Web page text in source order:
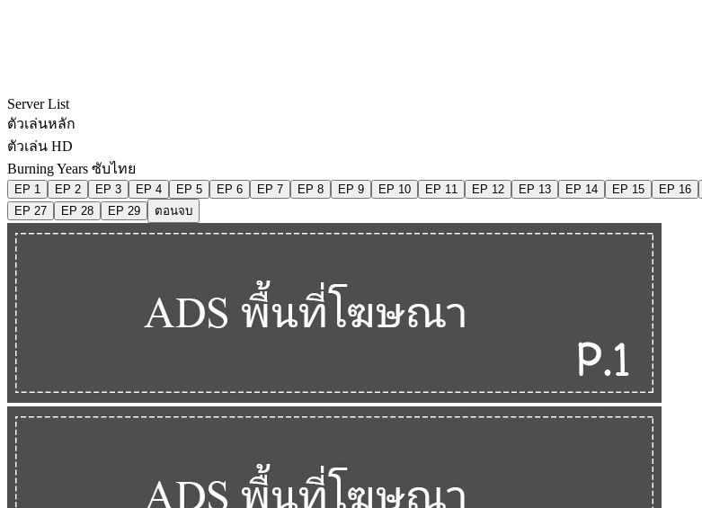
Server List
ตัวเล่นหลัก
ตัวเล่น HD
Burning Years ซับไทย
EP 1 EP 2 EP 3 EP 4 EP 5 EP 6 EP 7 EP 8 EP 9 EP 10 EP 11 EP 12 EP 13 EP 14 EP 15 EP 16
EP 27
EP 28 EP 29 ตอนจบ